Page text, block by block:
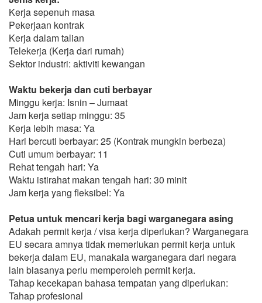
Kerja sepenuh masa
Pekerjaan kontrak
Kerja dalam talian
Telekerja (Kerja dari rumah)
Sektor industri: aktiviti kewangan
Waktu bekerja dan cuti berbayar
Minggu kerja: Isnin – Jumaat
Jam kerja setiap minggu: 35
Kerja lebih masa: Ya
Hari bercuti berbayar: 25 (Kontrak mungkin berbeza)
Cuti umum berbayar: 11
Rehat tengah hari: Ya
Waktu istirahat makan tengah hari: 30 minit
Jam kerja yang fleksibel: Ya
Petua untuk mencari kerja bagi warganegara asing
Adakah permit kerja / visa kerja diperlukan? Warganegara
EU secara amnya tidak memerlukan permit kerja untuk
bekerja dalam EU, manakala warganegara dari negara
lain biasanya perlu memperoleh permit kerja.
Tahap kecekapan bahasa tempatan yang diperlukan:
Tahap profesional